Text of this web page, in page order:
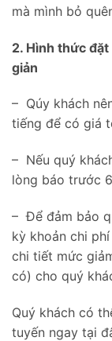
mà mình bỏ
2. Hình thức
giản
– Qúy khách
tiếng để có giá
– Nếu quý
lòng báo trước
– Để đảm bảo
kỳ khoản chi
chi tiết mức
có) cho quý
Qu‎ý khách có
tuyến ngay tại